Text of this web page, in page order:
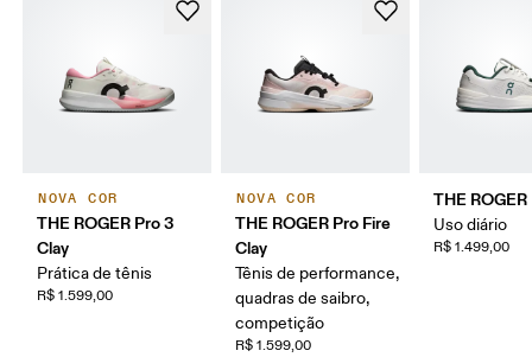
NOVA COR
THE ROGER Pro 3
Clay
Prática de tênis
R$ 1.599,00
NOVA COR
THE ROGER Pro Fire
Clay
Tênis de performance,
quadras de saibro,
competição
R$ 1.599,00
THE
Uso diário
R$ 1.499,00